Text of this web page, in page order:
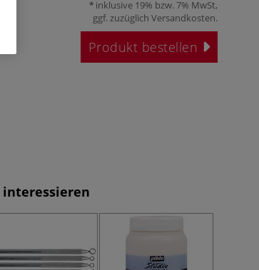
inklusive 19% bzw. 7% MwSt,
ggf. zuzüglich Versandkosten.
Produkt bestellen
interessieren